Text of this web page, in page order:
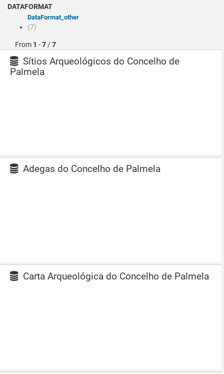
DATAFORMAT
dataFormat_other
(7)
From 1 -7 /7
Sítios Arqueológicos do Concelho de
Palmela
Adegas do Concelho de Palmela
Carta Arqueológica do Concelho de Palmela